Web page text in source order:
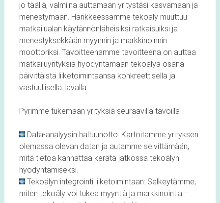
jo täällä, valmiina auttamaan yritystäsi kasvamaan ja
menestymään. Hankkeessamme tekoäly muuttuu
matkailualan käytännönläheisiksi ratkaisuiksi ja
menestyksekkään myynnin ja markkinoinnin
moottoriksi. Tavoitteenamme tavoitteena on auttaa
matkailuyrityksiä hyödyntämään tekoälyä osana
päivittäistä liiketoimintaansa konkreettisella ja
vastuullisella tavalla.
Pyrimme tukemaan yrityksiä seuraavilla tavoilla
Data-analyysin haltuunotto: Kartoitamme yrityksen
olemassa olevan datan ja autamme selvittämään,
mitä tietoa kannattaa kerätä jatkossa tekoälyn
hyödyntämiseksi.
Tekoälyn integrointi liiketoimintaan: Selkeytämme,
miten tekoäly voi tukea myyntiä ja markkinointia –